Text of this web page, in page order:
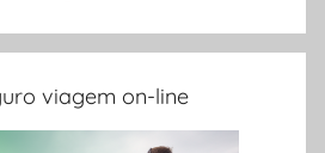
viagem on-line